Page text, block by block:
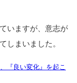
いますが、意志が
しまいました。
『良い変化』を起こ